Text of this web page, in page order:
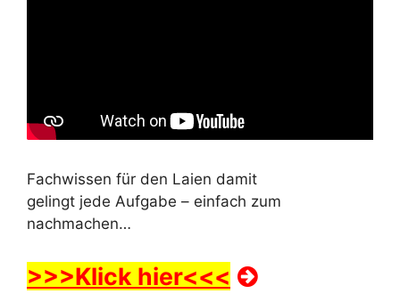
Fachwissen für den Laien damit
gelingt jede Aufgabe – einfach zum
nachmachen…
>>>Klick hier<<<